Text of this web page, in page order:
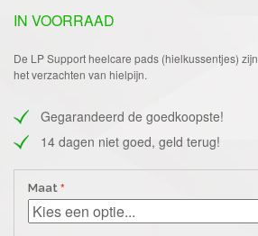
IN VOORRAAD
De LP Support heelcare pads (hielkussentjes)
het verzachten van hielpijn.
Gegarandeerd de goedkoopste!
14 dagen niet goed, geld terug!
Maat